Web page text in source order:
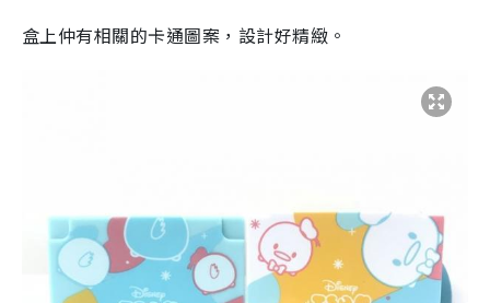
盒上仲有相關的卡通圖案，設計好精緻。